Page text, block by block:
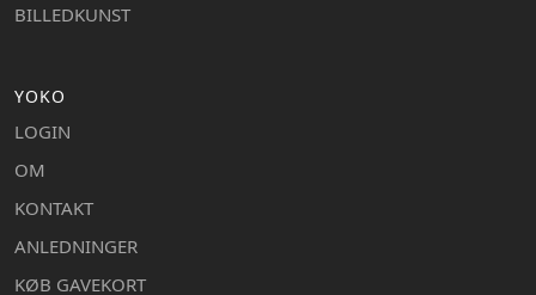
BILLEDKUNST
YOKO
LOGIN
OM
KONTAKT
ANLEDNINGER
KØB GAVEKORT